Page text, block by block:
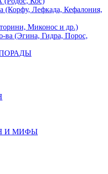
Лефкада, Кефалония,
Миконос и др.)
(Эгина, Гидра, Порос,
И МИФЫ